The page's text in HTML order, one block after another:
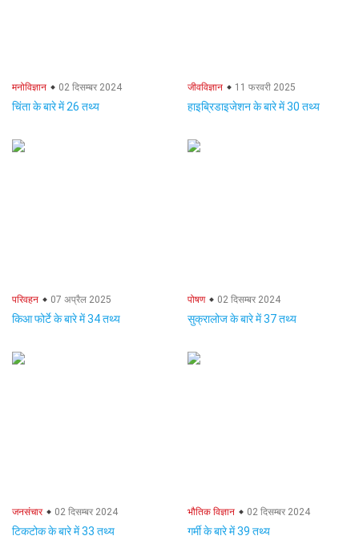
मनोविज्ञान 02 दिसम्बर 2024
चिंता के बारे में 26 तथ्य
जीवविज्ञान 11 फरवरी 2025
हाइब्रिडाइजेशन के बारे में 30 तथ्य
परिवहन 07 अप्रैल 2025
किआ फोर्टे के बारे में 34 तथ्य
पोषण 02 दिसम्बर 2024
सुक्रालोज के बारे में 37 तथ्य
जनसंचार 02 दिसम्बर 2024
टिकटोक के बारे में 33 तथ्य
भौतिक विज्ञान 02 दिसम्बर 2024
गर्मी के बारे में 39 तथ्य